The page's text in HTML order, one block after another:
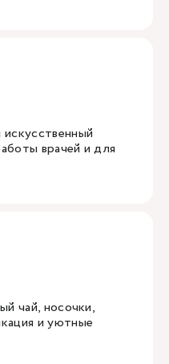
врачей и для
чай, носочки,
и уютные